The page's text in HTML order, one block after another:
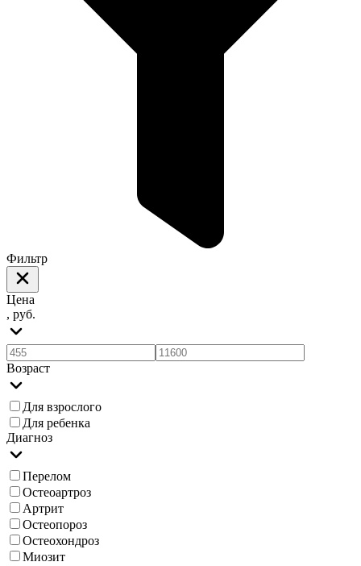
Фильтр
Цена
, руб.
Возраст
Для взрослого
Для ребенка
Диагноз
Перелом
Остеоартроз
Артрит
Остеопороз
Остеохондроз
Миозит